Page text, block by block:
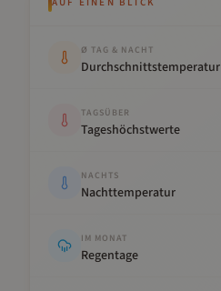
Ø TAG & NACHT
Durchschnittstemperatur
TAGSÜBER
Tageshöchstwerte
NACHTS
Nachttemperatur
IM MONAT
Regentage